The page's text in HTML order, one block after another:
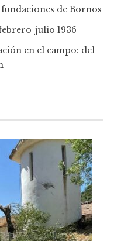
de Bornos
julio 1936
en el campo: del